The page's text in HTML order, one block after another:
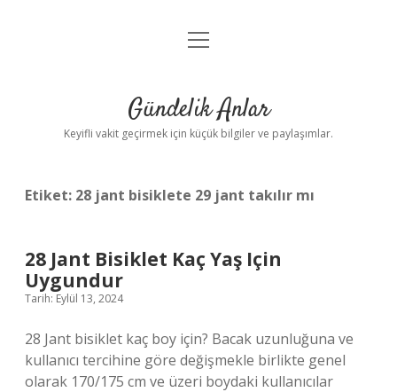
Anasayfa
Yasal Uyarı
menüyü
Gündelik Anlar
Keyifli vakit geçirmek için küçük bilgiler ve paylaşımlar.
Etiket: 28 jant bisiklete 29 jant takılır mı
28 Jant Bisiklet Kaç Yaş Için
Uygundur
Tarih: Eylül 13, 2024
28 Jant bisiklet kaç boy için? Bacak uzunluğuna ve
kullanıcı tercihine göre değişmekle birlikte genel
olarak 170/175 cm ve üzeri boydaki kullanıcılar